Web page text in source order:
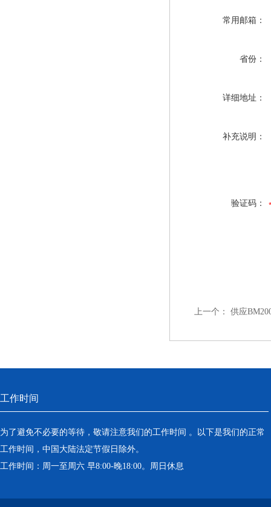
常用邮箱：
省份：
详细地址：
补充说明：
验证码：
上一个： 供应
工作时间
为了避免不必要的等待，敬请注意我们的工作时间 。以下是我们的正常
工作时间，中国大陆法定节假日除外。
工作时间：周一至周六 早8:00-晚18:00。周日休息